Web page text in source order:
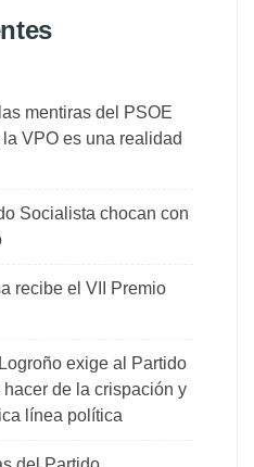
mentiras del PSOE
VPO es una realidad
Socialista chocan con
recibe el VII Premio
exige al Partido
de la crispación y
línea política